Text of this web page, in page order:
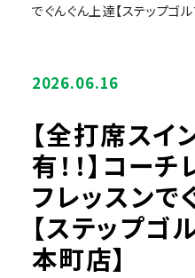
でぐんぐん上達【ステップゴ
2026.06.16
【全打席スイ
有！！】コー
フレッスンで
【ステップゴ
本町店】